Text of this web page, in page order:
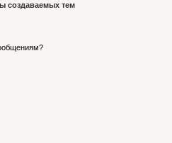
создаваемых тем